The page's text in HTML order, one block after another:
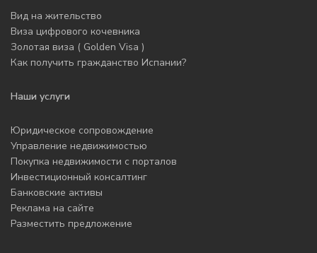
Вид на жительство
Виза цифрового кочевника
Золотая виза ( Golden Visa )
Как получить гражданство Испании?
Наши услуги
Юридическое сопровождение
Управление недвижимостью
Покупка недвижимости с порталов
Инвестиционный консалтинг
Банковские активы
Реклама на сайте
Разместить предложение